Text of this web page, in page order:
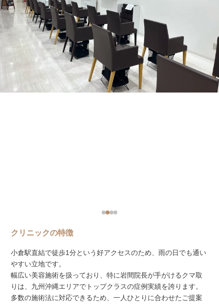
クリニックの特徴
小倉駅直結で徒歩1分という好アクセスのため、雨の日でも通い
やすい立地です。
幅広い美容施術を扱っており、特に岩間院長が手がけるクマ取
りは、九州沖縄エリアでトップクラスの症例実績を誇ります。
多数の施術法に対応できるため、一人ひとりに合わせたご提案